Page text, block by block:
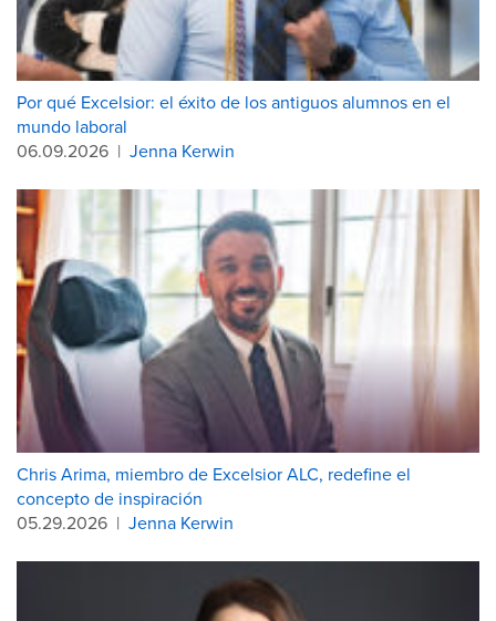
Por qué Excelsior: el éxito de los antiguos alumnos en el
mundo laboral
06.09.2026 | Jenna Kerwin
Chris Arima, miembro de Excelsior ALC, redefine el
concepto de inspiración
05.29.2026 | Jenna Kerwin